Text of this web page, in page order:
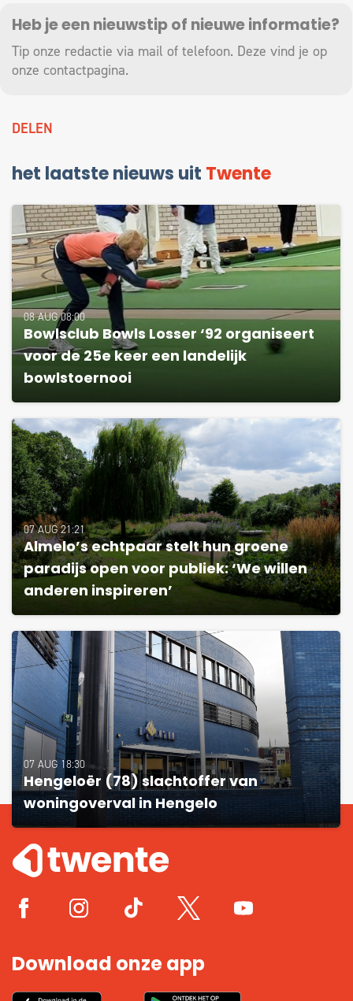
Heb je een nieuwstip of nieuwe informatie?
Tip onze redactie via mail of telefoon. Deze vind je op
onze contactpagina.
DELEN
het laatste nieuws uit Twente
08 AUG 08:00
Bowlsclub Bowls Losser ‘92 organiseert
voor de 25e keer een landelijk
bowlstoernooi
07 AUG 21:21
Almelo’s echtpaar stelt hun groene
paradijs open voor publiek: ‘We willen
anderen inspireren’
07 AUG 18:30
Hengeloër (78) slachtoffer van
woningoverval in Hengelo
Download onze app